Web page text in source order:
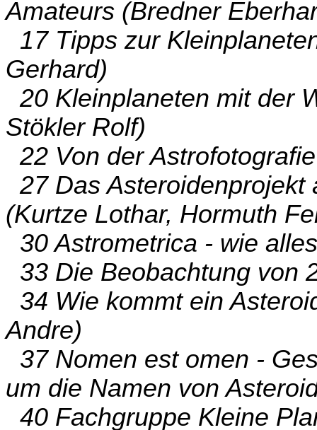
Amateurs (Bredner
17 Tipps zur
Gerhard)
20 Kleinplaneten mit der
Stökler Rolf)
22 Von der
27 Das Asteroidenprojekt
(Kurtze Lothar, Hormuth
30 Astrometrica - wie
33 Die Beobachtung von
34 Wie kommt ein
Andre)
37 Nomen est omen -
um die Namen von
40 Fachgruppe Kleine